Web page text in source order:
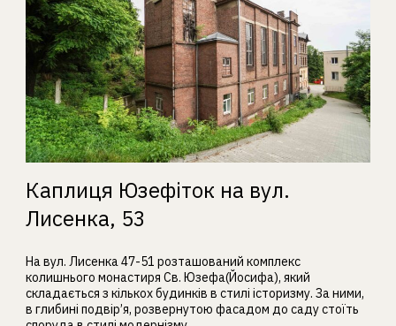
Каплиця Юзефіток на вул.
Лисенка, 53
На вул. Лисенка 47-51 розташований комплекс
колишнього монастиря Св. Юзефа(Йосифа), який
складається з кількох будинків в стилі історизму. За ними,
в глибині подвір’я, розвернутою фасадом до саду стоїть